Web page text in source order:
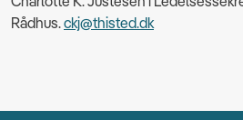
Rådhus.ckj@thisted.dk